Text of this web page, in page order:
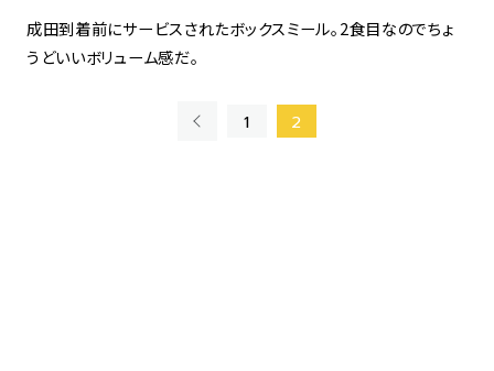
成田到着前にサービスされたボックスミール。2食目なのでちょ
うどいいボリューム感だ。
1 2